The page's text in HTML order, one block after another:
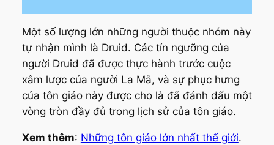
Một số lượng lớn những người thuộc nhóm này
tự nhận mình là Druid. Các tín ngưỡng của
người Druid đã được thực hành trước cuộc
xâm lược của người La Mã, và sự phục hưng
của tôn giáo này được cho là đã đánh dấu một
vòng tròn đầy đủ trong lịch sử của tôn giáo.
Xem thêm: Những tôn giáo lớn nhất thế giới.